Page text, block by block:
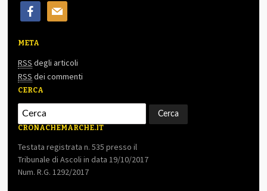
facebookmail
META
RSS degli articoli
RSS dei commenti
CERCA
CRONACHEMARCHE.IT
Testata registrata n. 535 presso il
Tribunale di Ascoli in data 19/10/2017
Num. R.G. 1292/2017